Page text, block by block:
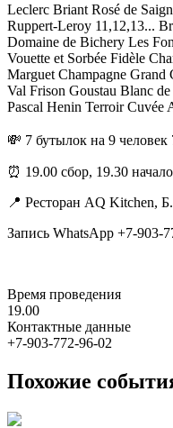
Leclerc Briant Rosé de
Ruppert-Leroy 11,12,13...
Domaine de Bichery Les
Vouette et Sorbée Fidèle
Marguet Champagne
Val Frison Goustau Blanc
Pascal Henin Terroir Cuvée
💸 7 бутылок на 9
⏰ 19.00 сбор, 19.30 начало
📍 Ресторан AQ Kitchen,
Запись WhatsApp +7-903-
Время проведения
19.00
Контактные данные
+7-903-772-96-02
Похожие